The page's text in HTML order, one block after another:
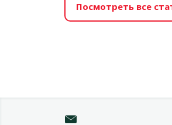
Посмотреть все